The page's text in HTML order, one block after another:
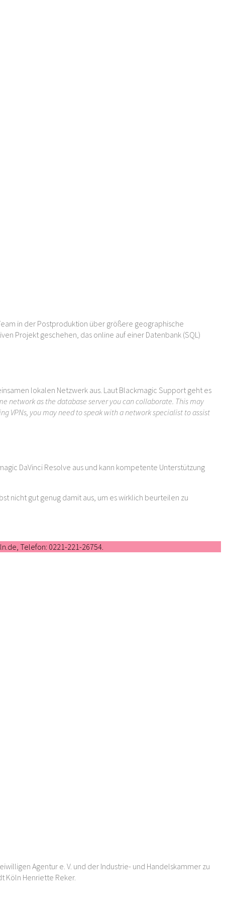
in der Postproduktion über größere geographische
Projekt geschehen, das online auf einer Datenbank (SQL)
lokalen Netzwerk aus. Laut Blackmagic Support geht es
network as the database server you can collaborate. This may
VPNs, you may need to speak with a network specialist to assist
DaVinci Resolve aus und kann kompetente Unterstützung
nicht gut genug damit aus, um es wirklich beurteilen zu
Telefon: 0221-221-26754.
Agentur e. V. und der Industrie- und Handelskammer zu
Köln Henriette Reker.